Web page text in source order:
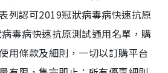
列認可2019冠狀病毒病快速抗原
毒病快速抗原測試通用名單，購
用條款及細則，一切以訂購平台